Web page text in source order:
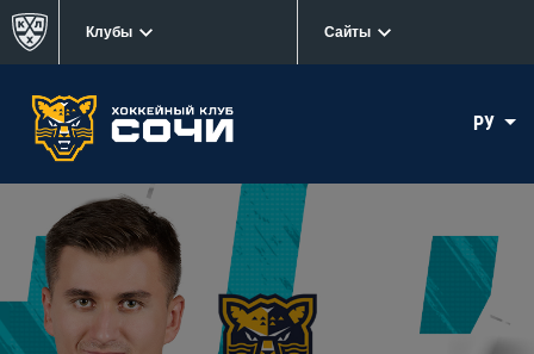
Клубы Сайты
РУ